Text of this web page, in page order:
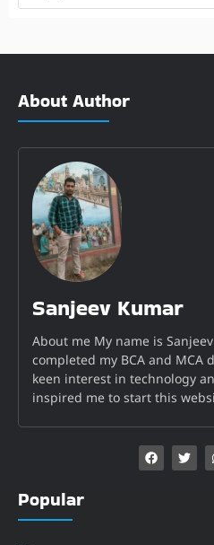
About Author
Sanjeev Kumar
About me My name is
completed my BCA and MCA
keen interest in technology
inspired me to start this
Popular